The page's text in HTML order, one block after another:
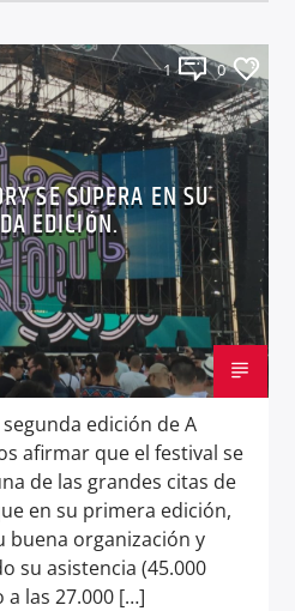
1 0
SE SUPERA EN SU
EDICIÓN.
edición de A
afirmar que el festival se
de las grandes citas de
en su primera edición,
buena organización y
su asistencia (45.000
las 27.000 […]